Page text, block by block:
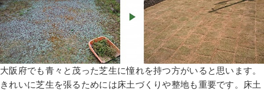
大阪府でも青々と茂った芝生に憧れを持つ方がいると思います。
きれいに芝生を張るためには床土づくりや整地も重要です。床土